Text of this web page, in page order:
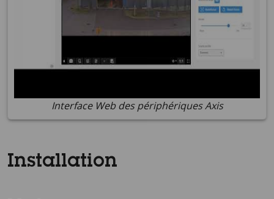
Interface Web des périphériques Axis
Installation